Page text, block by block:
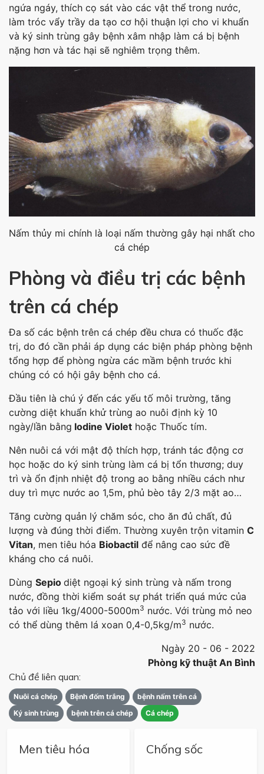
ngứa ngáy, thích cọ sát vào các vật thể trong nước,
làm tróc vẩy trầy da tạo cơ hội thuận lợi cho vi khuẩn
và ký sinh trùng gây bệnh xâm nhập làm cá bị bệnh
nặng hơn và tác hại sẽ nghiêm trọng thêm.
Nấm thủy mi chính là loại nấm thường gây hại nhất cho
cá chép
Phòng và điều trị các bệnh
trên cá chép
Đa số các bệnh trên cá chép đều chưa có thuốc đặc
trị, do đó cần phải áp dụng các biện pháp phòng bệnh
tổng hợp để phòng ngừa các mầm bệnh trước khi
chúng có có hội gây bệnh cho cá.
Đầu tiên là chú ý đến các yếu tố môi trường, tăng
cường diệt khuẩn khử trùng ao nuôi định kỳ 10
ngày/lần bằng Iodine Violet hoặc Thuốc tím.
Nên nuôi cá với mật độ thích hợp, tránh tác động cơ
học hoặc do ký sinh trùng làm cá bị tổn thương; duy
trì và ổn định nhiệt độ trong ao bằng nhiều cách như
duy trì mực nước ao 1,5m, phủ bèo tây 2/3 mặt ao…
Tăng cường quản lý chăm sóc, cho ăn đủ chất, đủ
lượng và đúng thời điểm. Thường xuyên trộn vitamin C
Vitan, men tiêu hóa Biobactil để nâng cao sức đề
kháng cho cá nuôi.
Dùng Sepio diệt ngoại ký sinh trùng và nấm trong
nước, đồng thời kiểm soát sự phát triển quá mức của
tảo với liều 1kg/4000-5000m3 nước. Với trùng mỏ neo
có thể dùng thêm lá xoan 0,4-0,5kg/m3 nước.
Ngày 20 - 06 - 2022
Phòng kỹ thuật An Bình
Chủ đề liên quan:
Nuôi cá chép Bệnh đốm trắng
bệnh nấm trên cá
Ký sinh trùng
bệnh trên cá chép Cá chép
Men tiêu hóa Chống sốc